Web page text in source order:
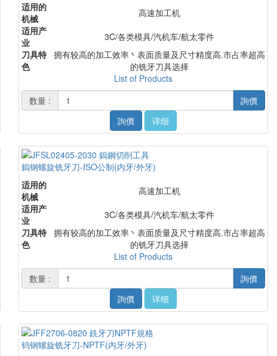
适用的
机械
高速加工机
适用产
业
3C/各类模具/汽机车/航太零件
刀具特
色
拥有较高的加工效率丶表面质量及尺寸精度高.市占率超高
的铣牙刀具选择
List of Products
数量 :
詢價
詢價
详细
鎢钢螺旋铣牙刀-ISO公制(内牙/外牙)
适用的
机械
高速加工机
适用产
业
3C/各类模具/汽机车/航太零件
刀具特
色
拥有较高的加工效率丶表面质量及尺寸精度高.市占率超高
的铣牙刀具选择
List of Products
数量 :
詢價
詢價
详细
钨钢螺旋铣牙刀-NPTF(内牙/外牙)